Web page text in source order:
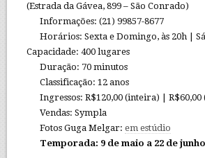
(Estrada da Gávea, 899 – São Conrado)
Informações: (21) 99857-8677
Horários: Sexta e Domingo, às 20h |
Capacidade: 400 lugares
Duração: 70 minutos
Classificação: 12 anos
Ingressos: R$120,00 (inteira) | R$60,00
Vendas: Sympla
Fotos Guga Melgar:em estúdio
Temporada: 9 de maio a 22 de junho